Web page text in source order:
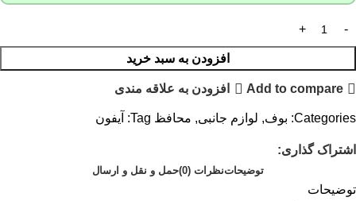
افزودن به سبد خرید
Add to compare افزودن به علاقه مندی
Categories: بوف, لوازم جانبی, محافظ Tag: آیفون
اشتراک گذاری:
توضیحاتنظرات (0) حمل و نقل و ارسال
توضیحات